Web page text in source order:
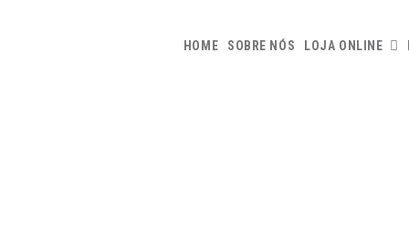
HOME SOBRE NÓS LOJA ONLINE